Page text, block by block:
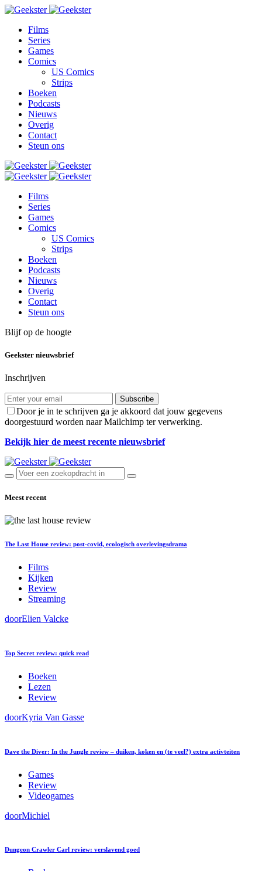
Films
Series
Games
Comics
US Comics
Strips
Boeken
Podcasts
Nieuws
Overig
Contact
Steun ons
Films
Series
Games
Comics
US Comics
Strips
Boeken
Podcasts
Nieuws
Overig
Contact
Steun ons
Blijf op de hoogte
Geekster nieuwsbrief
Inschrijven
Subscribe
Door je in te schrijven ga je akkoord dat jouw gegevens
doorgestuurd worden naar Mailchimp ter verwerking.
Bekijk hier de meest recente nieuwsbrief
Meest recent
The Last House review: post-covid, ecologisch overlevingsdrama
Films
Kijken
Review
Streaming
doorElien Valcke
Top Secret review: quick read
Boeken
Lezen
Review
doorKyria Van Gasse
Dave the Diver: In the Jungle review – duiken, koken en (te veel?) extra activteiten
Games
Review
Videogames
doorMichiel
Dungeon Crawler Carl review: verslavend goed